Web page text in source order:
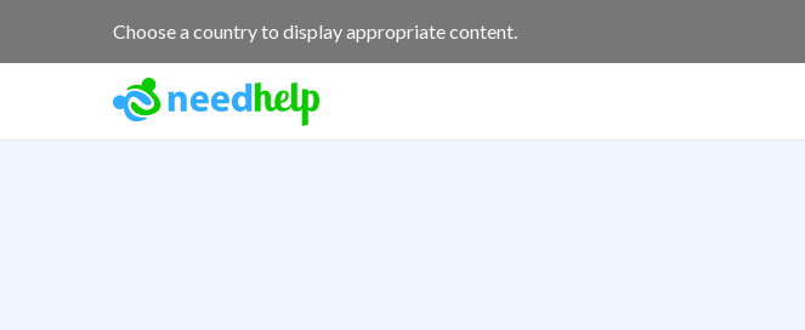
Choose a country to display appropriate content.